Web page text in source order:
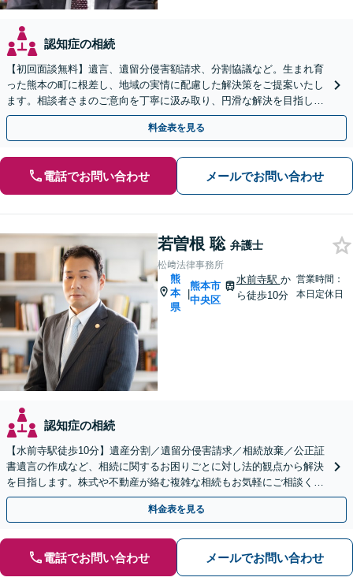
認知症の相続
【初回面談無料】遺言、遺留分侵害額請求、分割協議など。生まれ育
った熊本の町に根差し、地域の実情に配慮した解決策をご提案いたし
ます。相談者さまのご意向を丁寧に汲み取り、円滑な解決を目指しま
す。不動産相続等の実績あり【休日・夜間相談OK】
料金表を見る
電話でお問い合わせ メールでお問い合わせ
若曽根 聡 弁護士
松﨑法律事務所
熊
本
県
|
熊本市
中央区
水前寺駅 か
ら徒歩10分
営業時間：
本日定休日
認知症の相続
【水前寺駅徒歩10分】遺産分割／遺留分侵害請求／相続放棄／公正証
書遺言の作成など、相続に関するお困りごとに対し法的観点から解決
を目指します。株式や不動産が絡む複雑な相続もお気軽にご相談くだ
さい。【休日・夜間予約相談可】
料金表を見る
電話でお問い合わせ メールでお問い合わせ